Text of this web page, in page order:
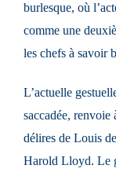
burlesque, où
comme une
les chefs à savoir
L’actuelle
saccadée, renvoie
délires de Louis
Harold Lloyd. Le